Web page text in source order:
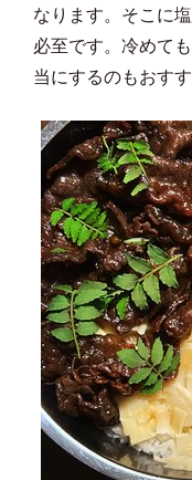
なります。そこに
必至です。冷めて
当にするのもおすす